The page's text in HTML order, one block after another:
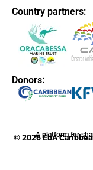
Country partners:
Donors:
© 2026 EbAA platform for